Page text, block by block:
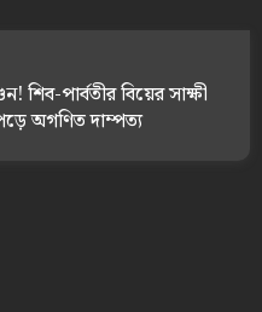
পার্বতীর বিয়ের সাক্ষী
অগণিত দাম্পত্য